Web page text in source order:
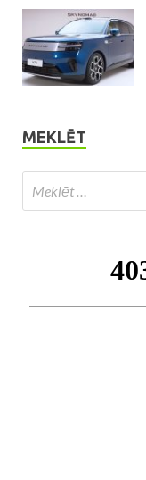
MEKLĒT